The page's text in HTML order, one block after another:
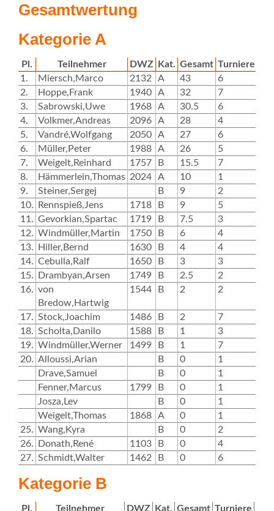
Gesamtwertung
Kategorie A
Pl. Teilnehmer DWZ Kat. Gesamt Turniere
1.
Miersch,Marco 2132 A 43 6
2.
Hoppe,Frank 1940 A 32 7
3.
Sabrowski,Uwe 1968 A 30.5 6
4.
Volkmer,Andreas 2096 A 28
4
5.
Vandré,Wolfgang 2050 A 27 6
6.
Müller,Peter 1988 A 26
5
7.
Weigelt,Reinhard 1757 B 15.5 7
8.
Hämmerlein,Thomas 2024 A 10
1
9.
Steiner,Sergej B 9 2
10.
Rennspieß,Jens 1718 B 9 5
11. Gevorkian,Spartac 1719 B 7.5 3
12. Windmüller,Martin 1750 B 6
4
13.
Hiller,Bernd 1630 B 4 4
14. Cebulla,Ralf 1650 B 3
3
15.
Drambyan,Arsen 1749 B 2.5
2
16. von
Bredow,Hartwig
1544 B 2 2
17. Stock,Joachim 1486 B 2 7
18. Scholta,Danilo 1588 B 1 3
19. Windmüller,Werner 1499 B 1 7
20. Alloussi,Arian B 0
1
Drave,Samuel
B 0
1
Fenner,Marcus
1799 B 0
1
Josza,Lev
B 0
1
Weigelt,Thomas
1868 A 0 1
25. Wang,Kyra B 0 2
26.
Donath,René 1103 B 0 4
27. Schmidt,Walter 1462 B 0 6
Kategorie B
Pl. Teilnehmer DWZ Kat. Gesamt Turniere